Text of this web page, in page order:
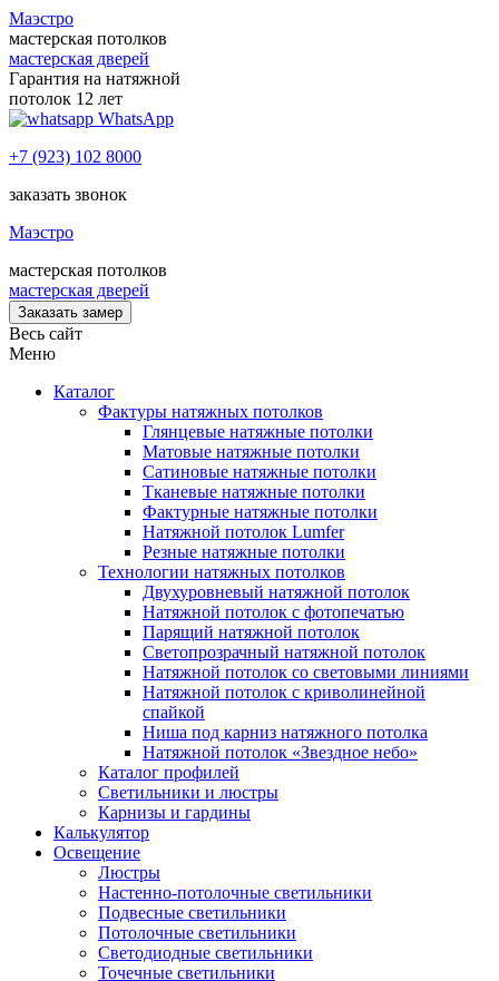
Маэстро
мастерская потолков
мастерская дверей
Гарантия на натяжной
потолок 12 лет
WhatsApp
+7 (923) 102 8000
заказать звонок
Маэстро
мастерская потолков
мастерская дверей
Заказать замер
Весь сайт
Меню
Каталог
Фактуры натяжных потолков
Глянцевые натяжные потолки
Матовые натяжные потолки
Сатиновые натяжные потолки
Тканевые натяжные потолки
Фактурные натяжные потолки
Натяжной потолок Lumfer
Резные натяжные потолки
Технологии натяжных потолков
Двухуровневый натяжной потолок
Натяжной потолок с фотопечатью
Парящий натяжной потолок
Светопрозрачный натяжной потолок
Натяжной потолок со световыми линиями
Натяжной потолок с криволинейной
спайкой
Ниша под карниз натяжного потолка
Натяжной потолок «Звездное небо»
Каталог профилей
Светильники и люстры
Карнизы и гардины
Калькулятор
Освещение
Люстры
Настенно-потолочные светильники
Подвесные светильники
Потолочные светильники
Светодиодные светильники
Точечные светильники